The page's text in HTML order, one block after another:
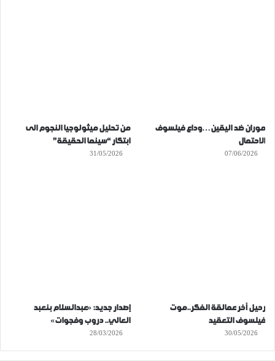
موران ضد اليقين…وداع فيلسوف
الاحتمال
07/06/2026
من تحليل ميثولوجيا النجوم الى
ابتكار “سينما الحقيقة”
31/05/2026
رحيل آخر عمالقة الفكر..موت
فيلسوف التعقيد
30/05/2026
إصدار جديد: «عبدالسلام بنعبد
العالي.. دروب وفجوات»
28/03/2026